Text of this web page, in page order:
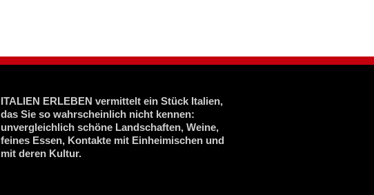
ITALIEN ERLEBEN vermittelt ein Stück Italien,
das Sie so wahrscheinlich nicht kennen:
unvergleichlich schöne Landschaften, Weine,
feines Essen, Kontakte mit Einheimischen und
mit deren Kultur.